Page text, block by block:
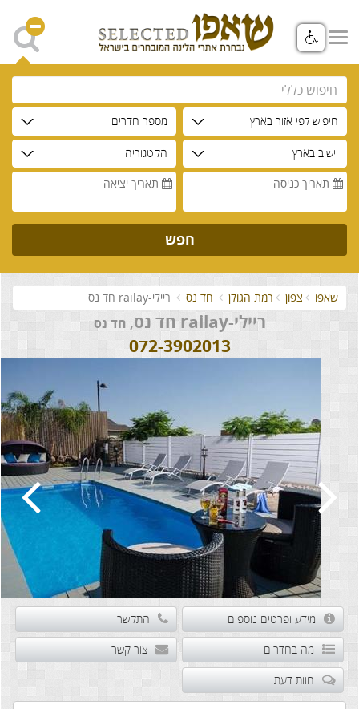
חיפוש לפי אזור בארץ מספר חדרים
יישוב בארץ
הקטגוריה
תאריך כניסה
תאריך יציאה
חפש
שאפו צפון רמת הגולן חד נס ריילי-railay חד נס
ריילי-railay חד נס , חד נס
072-3902013
מידע ופרטים נוספים
התקשר
מה בחדרים
צור קשר
חוות דעת